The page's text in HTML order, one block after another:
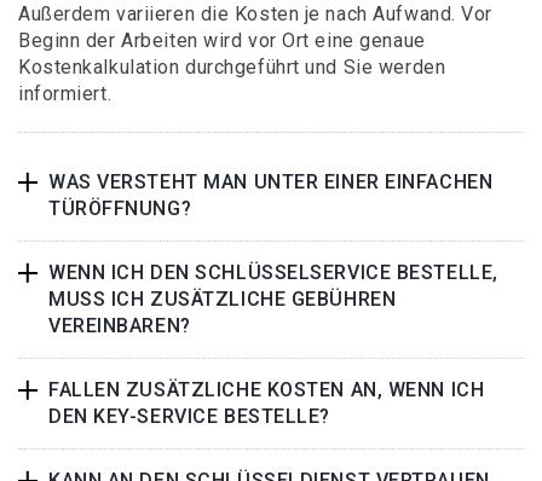
Außerdem variieren die Kosten je nach Aufwand. Vor
Beginn der Arbeiten wird vor Ort eine genaue
Kostenkalkulation durchgeführt und Sie werden
informiert.
WAS VERSTEHT MAN UNTER EINER EINFACHEN
TÜRÖFFNUNG?
WENN ICH DEN SCHLÜSSELSERVICE BESTELLE,
MUSS ICH ZUSÄTZLICHE GEBÜHREN
VEREINBAREN?
FALLEN ZUSÄTZLICHE KOSTEN AN, WENN ICH
DEN KEY-SERVICE BESTELLE?